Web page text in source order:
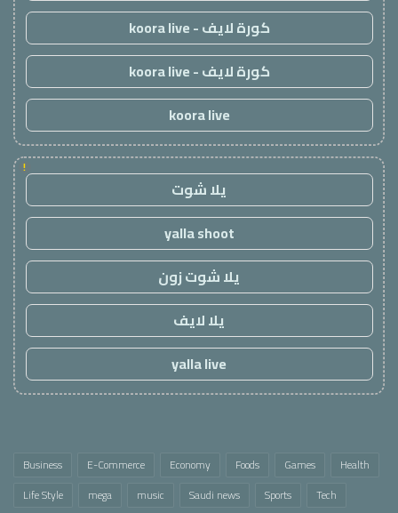
كورة لايف - koora live
كورة لايف - koora live
koora live
!
يلا شوت
yalla shoot
يلا شوت زون
يلا لايف
yalla live
Business E-Commerce Economy Foods Games
Health
Life Style
mega music Saudi news Sports
Tech